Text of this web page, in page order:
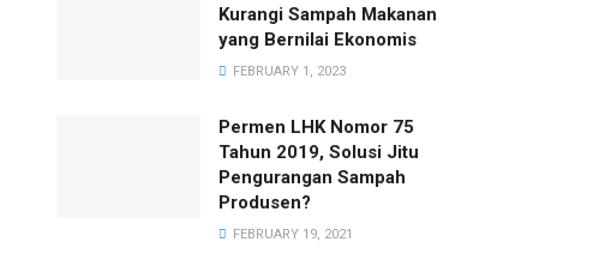
Kurangi Sampah Makanan
yang Bernilai Ekonomis
FEBRUARY 1, 2023
Permen LHK Nomor 75
Tahun 2019, Solusi Jitu
Pengurangan Sampah
Produsen?
FEBRUARY 19, 2021